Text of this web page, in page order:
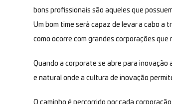
bons profissionais são aqueles que
Um bom time será capaz de levar a cabo a
como ocorre com grandes corporações que
Quando a corporate se abre para
e natural onde a cultura de inovação
O caminho é percorrido por cada